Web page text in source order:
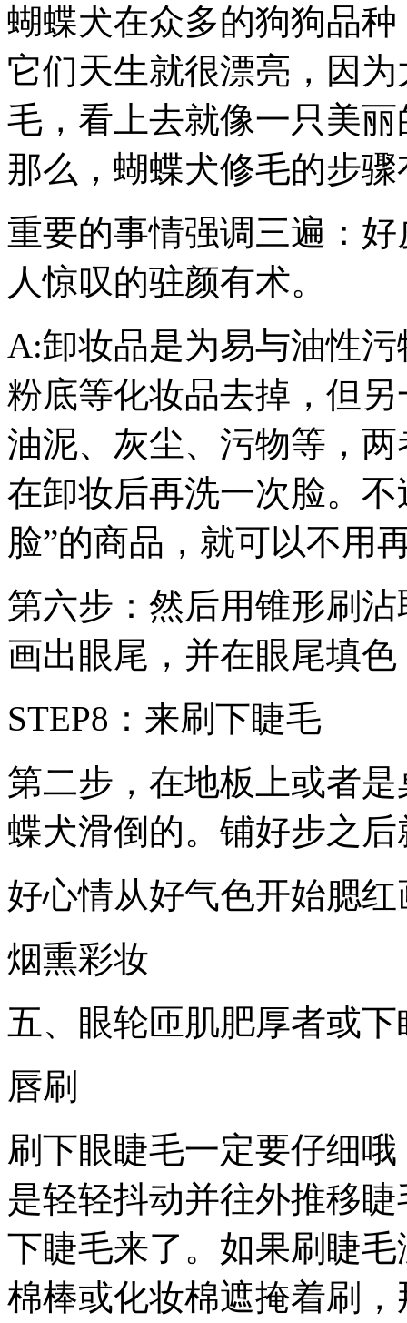
蝴蝶犬在众多的狗狗品
它们天生就很漂亮，因
毛，看上去就像一只美
那么，蝴蝶犬修毛的步骤
重要的事情强调三遍：
人惊叹的驻颜有术。
A:卸妆品是为易与油性
粉底等化妆品去掉，但
油泥、灰尘、污物等，
在卸妆后再洗一次脸。
脸”的商品，就可以不用
第六步：然后用锥形刷
画出眼尾，并在眼尾填
STEP8：来刷下睫毛
第二步，在地板上或者
蝶犬滑倒的。铺好步之
好心情从好气色开始腮
烟熏彩妆
五、眼轮匝肌肥厚者或
唇刷
刷下眼睫毛一定要仔细
是轻轻抖动并往外推移
下睫毛来了。如果刷睫
棉棒或化妆棉遮掩着刷